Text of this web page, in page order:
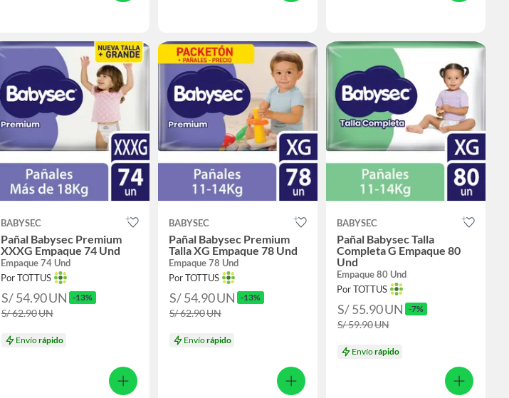
BABYSEC
Pañal Babysec Premium
XXXG Empaque 74 Und
Empaque 74 Und
Por TOTTUS
S/ 54.90UN -13%
S/ 62.90UN
Envíorápido
BABYSEC
Pañal Babysec Premium
Talla XG Empaque 78 Und
Empaque 78 Und
Por TOTTUS
S/ 54.90UN -13%
S/ 62.90UN
Envíorápido
BABYSEC
Pañal Babysec Talla
Completa G Empaque 80
Und
Empaque 80 Und
Por TOTTUS
S/ 55.90UN -7%
S/ 59.90UN
Envíorápido